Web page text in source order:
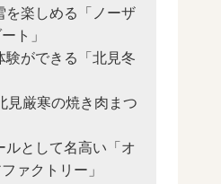
を楽しめる「ノーザ
ト」
験ができる「北見冬
見厳寒の焼き肉まつ
ルとして名高い「オ
ァクトリー」